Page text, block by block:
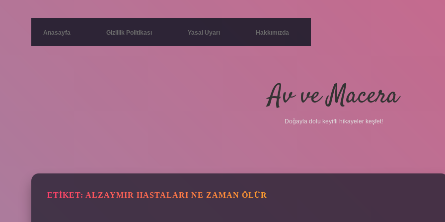
Anasayfa Gizlilik Politikası Yasal Uyarı Hakkımızda
Av ve Macera
Doğayla dolu keyifli hikayeler keşfet!
ETIKET: ALZAYMIR HASTALARI NE ZAMAN ÖLÜR